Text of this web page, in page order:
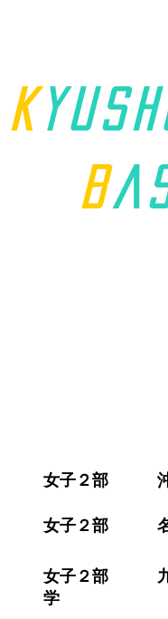
K
B
女子２部 沖
女子２部 名
女子２部 九州
学